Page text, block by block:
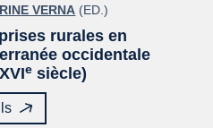
VERNA (ED.)
rurales en
occidentale
e siècle)